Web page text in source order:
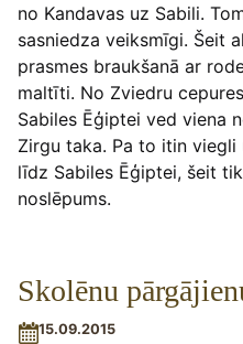
no Kandavas uz Sabili.
sasniedza veiksmīgi. Šeit
prasmes braukšanā ar
maltīti. No Zviedru
Sabiles Ēģiptei ved viena
Zirgu taka. Pa to itin
līdz Sabiles Ēģiptei, šeit
noslēpums.
Skolēnu
15.09.2015